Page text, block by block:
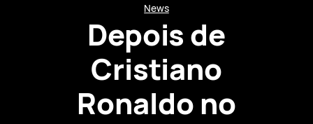
News
Depois de
Cristiano
Ronaldo no